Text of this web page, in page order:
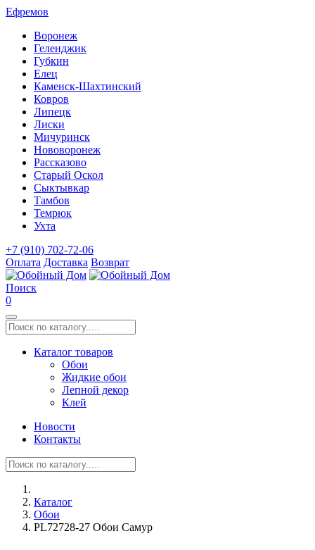
Ефремов
Воронеж
Геленджик
Губкин
Елец
Каменск-Шахтинский
Ковров
Липецк
Лиски
Мичуринск
Нововоронеж
Рассказово
Старый Оскол
Сыктывкар
Тамбов
Темрюк
Ухта
+7 (910) 702-72-06
Оплата Доставка Возврат
Поиск
0
Каталог товаров
Обои
Жидкие обои
Лепной декор
Клей
Новости
Контакты
Каталог
Обои
PL72728-27 Обои Самур